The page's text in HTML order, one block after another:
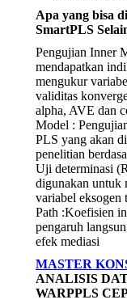
Apa yang bisa
SmartPLS
Pengujian Inner
mendapatkan
mengukur
validitas
alpha, AVE dan
Model :
PLS yang akan
penelitian
Uji determinasi
digunakan untuk
variabel eksogen
Path :Koefisien
pengaruh
efek mediasi
MASTER
ANALISIS
WARPPLS